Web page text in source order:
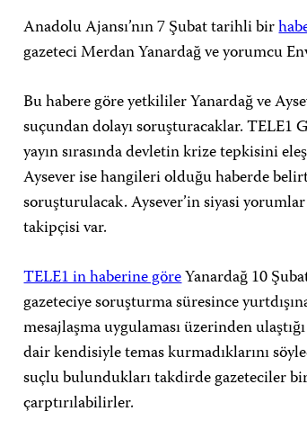
Anadolu Ajansı’nın 7 Şubat tarihli bir
gazeteci Merdan Yanardağ ve yorumcu
Bu habere göre yetkililer Yanardağ ve
suçundan dolayı soruşturacaklar. TELE1
yayın sırasında devletin krize tepkisini
Aysever ise hangileri olduğu haberde
soruşturulacak. Aysever’in siyasi
takipçisi var.
TELE1 in haberine göreYanardağ 10
gazeteciye soruşturma süresince
mesajlaşma uygulaması üzerinden
dair kendisiyle temas kurmadıklarını
suçlu bulundukları takdirde gazeteciler
çarptırılabilirler.